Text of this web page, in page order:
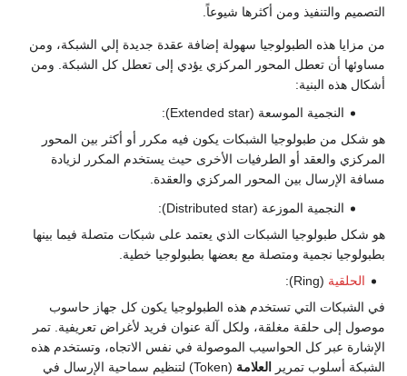
التصميم والتنفيذ ومن أكثرها شيوعاً.
من مزايا هذه الطبولوجيا سهولة إضافة عقدة جديدة إلي الشبكة، ومن
مساوئها أن تعطل المحور المركزي يؤدي إلى تعطل كل الشبكة. ومن
أشكال هذه البنية:
النجمية الموسعة (Extended star):
هو شكل من طبولوجيا الشبكات يكون فيه مكرر أو أكثر بين المحور
المركزي والعقد أو الطرفيات الأخرى حيث يستخدم المكرر لزيادة
مسافة الإرسال بين المحور المركزي والعقدة.
النجمية الموزعة (Distributed star):
هو شكل طبولوجيا الشبكات الذي يعتمد على شبكات متصلة فيما بينها
بطبولوجيا نجمية ومتصلة مع بعضها بطبولوجيا خطية.
الحلقية (Ring):
في الشبكات التي تستخدم هذه الطبولوجيا يكون كل جهاز حاسوب
موصول إلى حلقة مغلقة، ولكل آلة عنوان فريد لأغراض تعريفية. تمر
الإشارة عبر كل الحواسيب الموصولة في نفس الاتجاه، وتستخدم هذه
الشبكة أسلوب تمرير
العلامة
(Token) لتنظيم سماحية الإرسال في